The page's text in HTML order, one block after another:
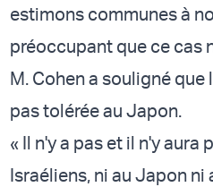
estimons communes à
préoccupant que ce cas
M. Cohen a souligné
pas tolérée au Japon.
« Il n'y a pas et il n'y
Israéliens, ni au Japon